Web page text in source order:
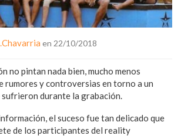
en 22/10/2018
no pintan nada bien, mucho menos
rumores y controversias en torno a un
sufrieron durante la grabación.
el suceso fue tan delicado que
de los participantes del reality